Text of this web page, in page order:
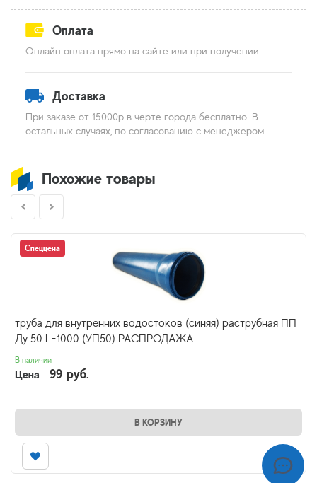
Оплата
Онлайн оплата прямо на сайте или при получении.
Доставка
При заказе от 15000р в черте города бесплатно. В
остальных случаях, по согласованию с менеджером.
Похожие товары
Спеццена
труба для внутренних водостоков (синяя) раструбная ПП
Ду 50 L-1000 (УП50) РАСПРОДАЖА
В наличии
Цена 99 руб.
В КОРЗИНУ